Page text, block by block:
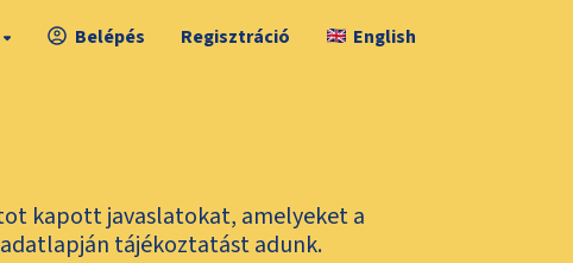
Belépés Regisztráció English
kapott javaslatokat, amelyeket a
tájékoztatást adunk.